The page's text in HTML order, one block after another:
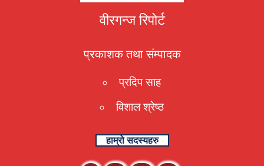
वीरगन्ज रिपोर्ट
प्रकाशक तथा संम्पादक
प्रदिप साह
विशाल श्रेष्ठ
हाम्रो सदस्यहरु